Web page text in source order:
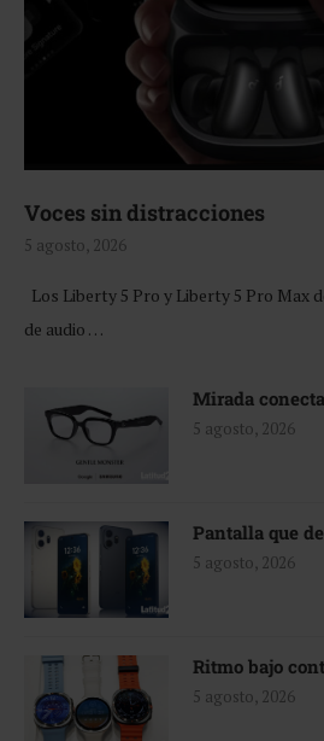
Voces sin distracciones
5 agosto, 2026
Los Liberty 5 Pro y Liberty 5 Pro Max
de audio …
Mirada
5 agosto, 2026
Pantalla que
5 agosto, 2026
Ritmo bajo
5 agosto, 2026